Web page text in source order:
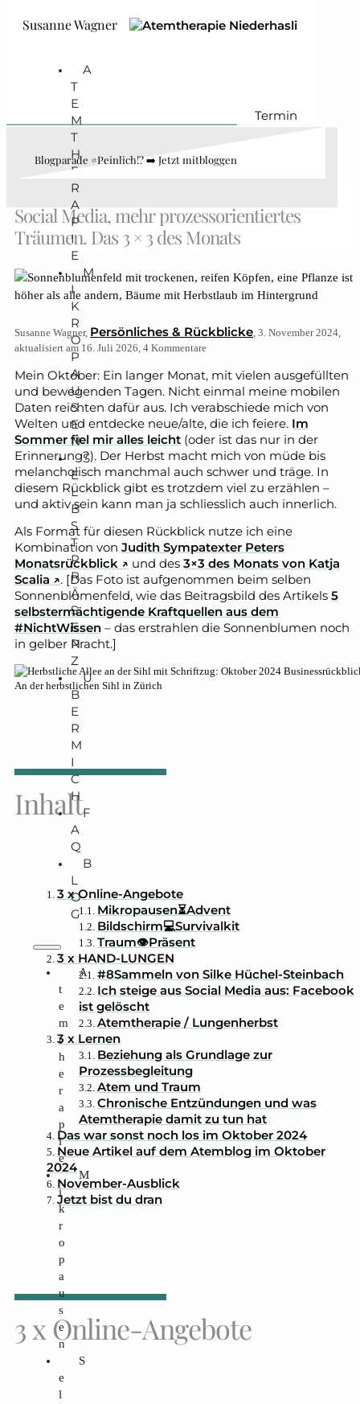
Zum Hauptinhalt springen
Susanne Wagner
A
T
E
M
T
H
E
R
A
P
I
E
M
I
K
R
O
P
A
U
S
E
N
S
E
L
B
S
T
P
R
Ä
S
E
N
Z
Ü
B
E
R
M
I
C
H
F
A
Q
B
L
O
G
A
t
e
m
t
h
e
r
a
p
i
e
M
i
k
r
o
p
a
u
s
e
n
S
e
l
Termin
Blogparade #Peinlich!? ➡️ Jetzt mitbloggen
Businessrückblick Oktober 2024: Weniger
Social Media, mehr prozessorientiertes
Träumen. Das 3 × 3 des Monats
Susanne Wagner, Persönliches & Rückblicke, 3. November 2024,
aktualisiert am 16. Juli 2026, 4 Kommentare
Mein Oktober: Ein langer Monat, mit vielen ausgefüllten
und bewegenden Tagen. Nicht einmal meine mobilen
Daten reichten dafür aus. Ich verabschiede mich von
Welten und entdecke neue/alte, die ich feiere. Im
Sommer fiel mir alles leicht (oder ist das nur in der
Erinnerung?). Der Herbst macht mich von müde bis
melancholisch manchmal auch schwer und träge. In
diesem Rückblick gibt es trotzdem viel zu erzählen –
und aktiv sein kann man ja schliesslich auch innerlich.
Als Format für diesen Rückblick nutze ich eine
Kombination von Judith Sympatexter Peters
Monatsrückblick ↗ und des 3×3 des Monats von Katja
Scalia ↗. [Das Foto ist aufgenommen beim selben
Sonnenblumenfeld, wie das Beitragsbild des Artikels 5
selbstermächtigende Kraftquellen aus dem
#NichtWissen – das erstrahlen die Sonnenblumen noch
in gelber Pracht.]
An der herbstlichen Sihl in Zürich
Inhalt
3 x Online-Angebote
Mikropausen⏳Advent
Bildschirm💻Survivalkit
Traum👁Präsent
3 x HAND-LUNGEN
#8Sammeln von Silke Hüchel-Steinbach
Ich steige aus Social Media aus: Facebook
ist gelöscht
Atemtherapie / Lungenherbst
3 x Lernen
Beziehung als Grundlage zur
Prozessbegleitung
Atem und Traum
Chronische Entzündungen und was
Atemtherapie damit zu tun hat
Das war sonst noch los im Oktober 2024
Neue Artikel auf dem Atemblog im Oktober
2024
November-Ausblick
Jetzt bist du dran
3 x Online-Angebote